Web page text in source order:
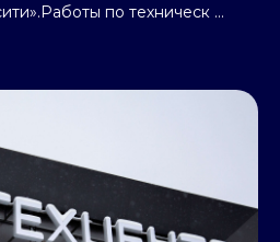
по техническ ...